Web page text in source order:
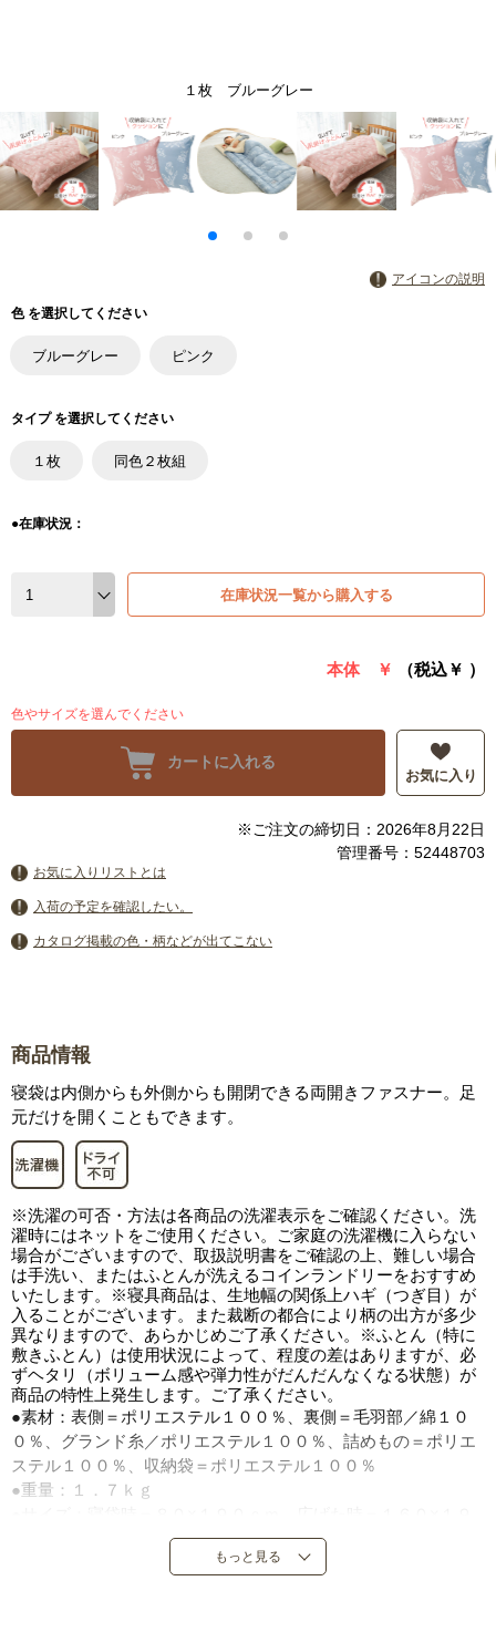
１枚 ブルーグレー
アイコンの説明
色 を選択してください
ブルーグレー ピンク
タイプ を選択してください
１枚 同色２枚組
●在庫状況：
在庫状況一覧から購入する
本体 ￥ （税込￥ ）
色やサイズを選んでください
カートに入れる
お気に入り
※ご注文の締切日：2026年8月22日
管理番号：52448703
お気に入りリストとは
入荷の予定を確認したい。
カタログ掲載の色・柄などが出てこない
商品情報
寝袋は内側からも外側からも開閉できる両開きファスナー。足
元だけを開くこともできます。
※洗濯の可否・方法は各商品の洗濯表示をご確認ください。洗
濯時にはネットをご使用ください。ご家庭の洗濯機に入らない
場合がございますので、取扱説明書をご確認の上、難しい場合
は手洗い、またはふとんが洗えるコインランドリーをおすすめ
いたします。※寝具商品は、生地幅の関係上ハギ（つぎ目）が
入ることがございます。また裁断の都合により柄の出方が多少
異なりますので、あらかじめご了承ください。※ふとん（特に
敷きふとん）は使用状況によって、程度の差はありますが、必
ずヘタリ（ボリューム感や弾力性がだんだんなくなる状態）が
商品の特性上発生します。ご了承ください。
●素材：表側＝ポリエステル１００％、裏側＝毛羽部／綿１０
０％、グランド糸／ポリエステル１００％、詰めもの＝ポリエ
ステル１００％、収納袋＝ポリエステル１００％
●重量：１．７ｋｇ
●Ｌ字ファスナー付き（両開きファスナー）
もっと見る